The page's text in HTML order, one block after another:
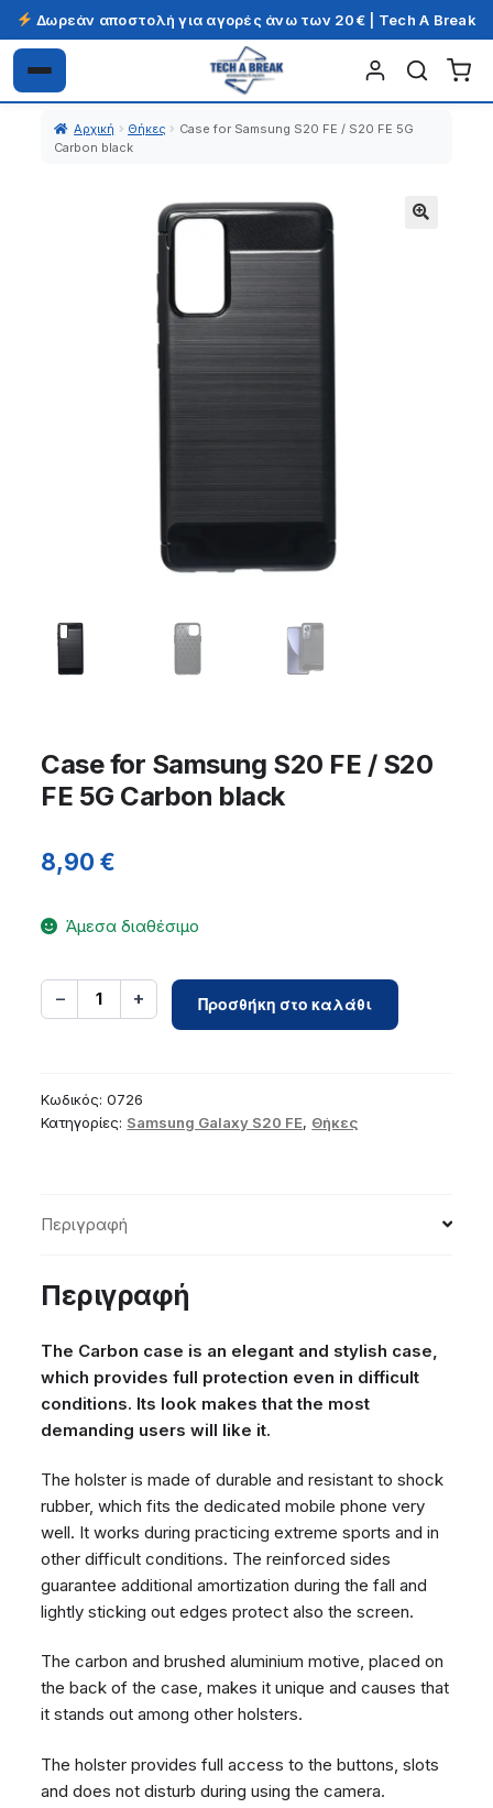
Δωρεάν αποστολή για αγορές άνω των 20€ | Tech A Break
Απευθείας
μετάβαση
Μετάβαση
σε
περιεχόμενο
Αρχική Θήκες
Case for Samsung S20 FE / S20 FE 5G
Carbon black
Case for Samsung S20 FE / S20
FE 5G Carbon black
8,90€
Άμεσα διαθέσιμο
− 1 +
Case
for
/
ποσότητα
Προσθήκη στο καλάθι
Κωδικός:0726
Κατηγορίες: Samsung Galaxy S20 FE, Θήκες
Περιγραφή
Περιγραφή
The Carbon case is an elegant and stylish case,
which provides full protection even in difficult
conditions. Its look makes that the most
demanding users will like it.
The holster is made of durable and resistant to shock
rubber, which fits the dedicated mobile phone very
well. It works during practicing extreme sports and in
other difficult conditions. The reinforced sides
guarantee additional amortization during the fall and
lightly sticking out edges protect also the screen.
The carbon and brushed aluminium motive, placed on
the back of the case, makes it unique and causes that
it stands out among other holsters.
The holster provides full access to the buttons, slots
and does not disturb during using the camera.